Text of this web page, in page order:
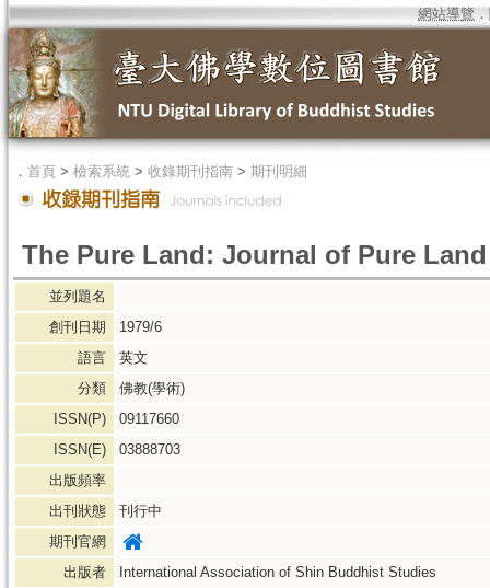
網站導覽 ．
． 首頁 > 檢索系統 > 收錄期刊指南 > 期刊明細
The Pure Land: Journal of Pure
並列題名
創刊日期
1979/6
語言
英文
分類
佛教(學術)
ISSN(P)
09117660
ISSN(E)
03888703
出版頻率
出刊狀態
刊行中
期刊官網
出版者
International Association of Shin Buddhist Studies